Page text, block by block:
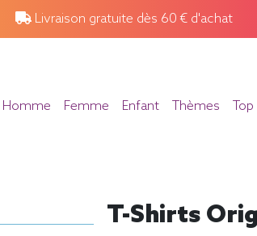
Livraison gratuite dès 60 € d'achat
Homme Femme Enfant Thèmes
T-Shirts